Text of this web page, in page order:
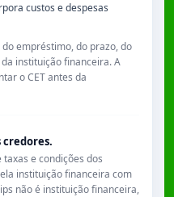
custos e despesas
empréstimo, do prazo, do
instituição financeira. A
o CET antes da
e condições dos
instituição financeira com
não é instituição financeira,